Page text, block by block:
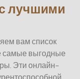
лучшими
вам список
самые выгодные
Эти онлайн-